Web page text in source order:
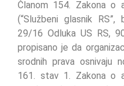
Članom 154. Zakona o
(“Službeni glasnik
29/16 Odluka US RS,
propisano je da
srodnih prava osnivaju
161. stav 1. Zakona o